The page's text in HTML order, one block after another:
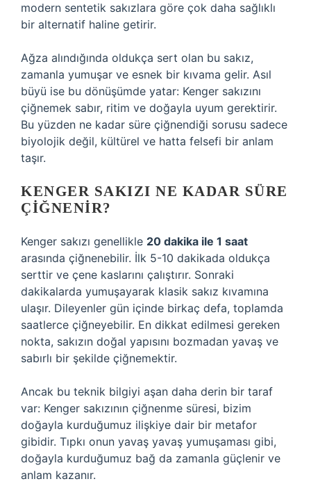
modern sentetik sakızlara göre çok daha sağlıklı
bir alternatif haline getirir.
Ağza alındığında oldukça sert olan bu sakız,
zamanla yumuşar ve esnek bir kıvama gelir. Asıl
büyü ise bu dönüşümde yatar: Kenger sakızını
çiğnemek sabır, ritim ve doğayla uyum gerektirir.
Bu yüzden ne kadar süre çiğnendiği sorusu sadece
biyolojik değil, kültürel ve hatta felsefi bir anlam
taşır.
KENGER SAKIZI NE KADAR SÜRE
ÇIĞNENIR?
Kenger sakızı genellikle 20 dakika ile 1 saat
arasında çiğnenebilir. İlk 5-10 dakikada oldukça
serttir ve çene kaslarını çalıştırır. Sonraki
dakikalarda yumuşayarak klasik sakız kıvamına
ulaşır. Dileyenler gün içinde birkaç defa, toplamda
saatlerce çiğneyebilir. En dikkat edilmesi gereken
nokta, sakızın doğal yapısını bozmadan yavaş ve
sabırlı bir şekilde çiğnemektir.
Ancak bu teknik bilgiyi aşan daha derin bir taraf
var: Kenger sakızının çiğnenme süresi, bizim
doğayla kurduğumuz ilişkiye dair bir metafor
gibidir. Tıpkı onun yavaş yavaş yumuşaması gibi,
doğayla kurduğumuz bağ da zamanla güçlenir ve
anlam kazanır.